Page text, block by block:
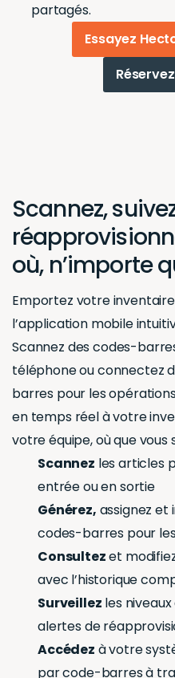
partagés.
Essayez
Scannez,
où, n’importe
Emportez votre
l’application mobile
Scannez des codes-
téléphone ou connectez
barres pour les
en temps réel à votre
votre équipe, où que vous
Scannez les articles
entrée ou en sortie
Générez, assignez et
codes-barres pour
Consultezet
avec l’historique
Surveillez les
alertes de
Accédez à votre
par code-barres à